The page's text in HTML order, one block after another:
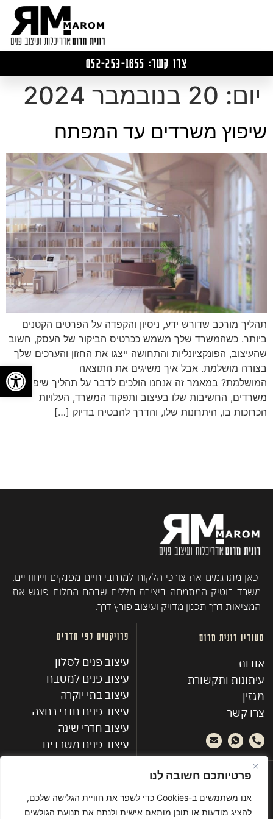
פרטיותכם חשובה לנו
אנו משתמשים ב-Cookies כדי לשפר את חוויית הגלישה שלכם,
להציג מודעות או תוכן מותאם אישית ולנתח את תנועת הגולשים
צרו קשר: 052-253-1655
יום: 20 בנובמבר 2024
שיפוץ משרדים עד המפתח
תהליך מורכב שדורש ידע, ניסיון והקפדה על הפרטים הקטנים
ביותר. כשהמשרד שלך משמש ככרטיס הביקור של העסק, חשוב
שהעיצוב, הפונקציונליות והתחושה ייצגו את החזון והערכים שלך
בצורה מושלמת. אבל איך משיגים את התוצאה
המושלמת? במאמר זה אנחנו הולכים לדבר על תהליך שיפוץ
משרדים, החשיבות שלו בעיצוב ותפקוד המשרד, העלויות
הכרוכות בו, היתרונות שלו, והדרך להבטיח בדיוק […]
כאן מתרגמים את צורכי הלקוח למרחבי חיים מפנקים וייחודיים.
משרד בוטיק המתמחה ביצירת חללים שבהם החלום פוגש את
המציאות דרך תכנון מדויק ועיצוב פורץ דרך.
סטודיו רונית מרום
אודות
עיתונות ותקשורת
מגזין
צרו קשר
פרויקטים לפי חדרים
עיצוב פנים לסלון
עיצוב פנים למטבח
עיצוב בתי יוקרה
עיצוב פנים חדרי רחצה
עיצוב חדרי שינה
עיצוב פנים משרדים
פרויקטים אחרונים
פנהטאוז מינימליסטי ברמת השרון
עיצוב בית קיץ - חוף מציצים